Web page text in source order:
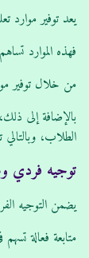
يعد توفير موارد
فهذه الموارد
من خلال توفير
بالإضافة إلى
الطلاب، وبالتالي
توجيه فردي
يضمن التوجيه
متابعة فعالة